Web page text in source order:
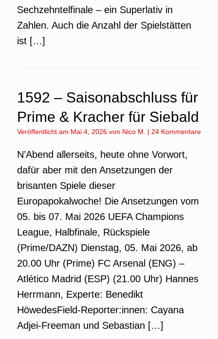
Sechzehntelfinale – ein Superlativ in
Zahlen. Auch die Anzahl der Spielstätten
ist […]
1592 – Saisonabschluss für
Prime & Kracher für Siebald
Veröffentlicht am Mai 4, 2026 von Nico M. | 24 Kommentare
N’Abend allerseits, heute ohne Vorwort,
dafür aber mit den Ansetzungen der
brisanten Spiele dieser
Europapokalwoche! Die Ansetzungen vom
05. bis 07. Mai 2026 UEFA Champions
League, Halbfinale, Rückspiele
(Prime/DAZN) Dienstag, 05. Mai 2026, ab
20.00 Uhr (Prime) FC Arsenal (ENG) –
Atlético Madrid (ESP) (21.00 Uhr) Hannes
Herrmann, Experte: Benedikt
HöwedesField-Reporter:innen: Cayana
Adjei-Freeman und Sebastian […]